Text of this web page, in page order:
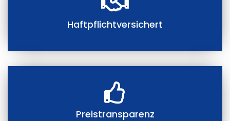
Haftpflichtversichert
Preistransparenz